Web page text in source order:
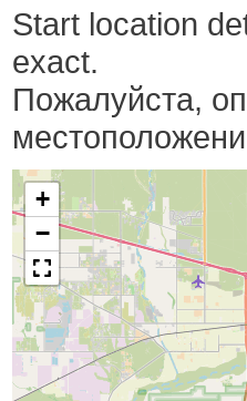
Start location
exact.
Пожалуйста,
+
−